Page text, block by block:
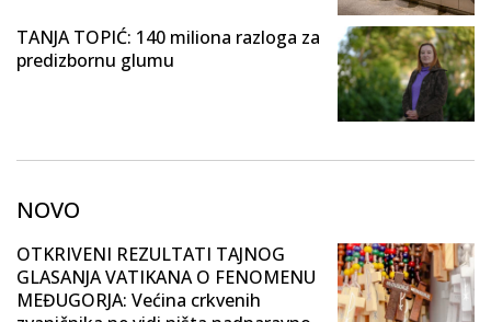
TANJA TOPIĆ: 140 miliona razloga za
predizbornu glumu
NOVO
OTKRIVENI REZULTATI TAJNOG
GLASANJA VATIKANA O FENOMENU
MEĐUGORJA: Većina crkvenih